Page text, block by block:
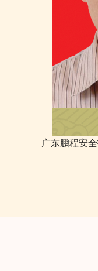
广东鹏程安